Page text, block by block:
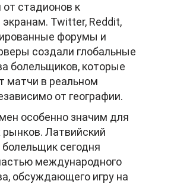
стадионов к
Twitter, Reddit,
форумы и
создали глобальные
болельщиков, которые
матчи в реальном
от географии.
особенно значим для
рынков. Латвийский
сегодня
международного
обсуждающего игру на